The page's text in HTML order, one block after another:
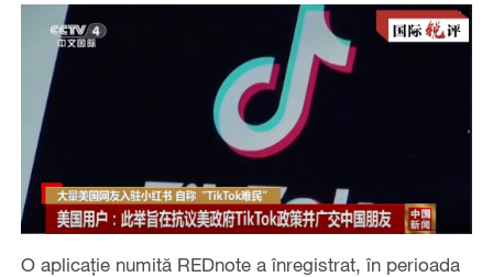
O aplicație numită REDnote a înregistrat, în perioada